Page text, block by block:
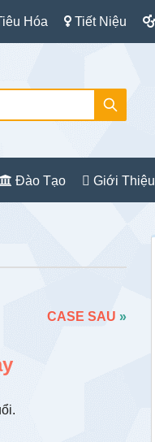
Hóa Tiết Niệu
Đào Tạo Giới Thiệu
CASE SAU »